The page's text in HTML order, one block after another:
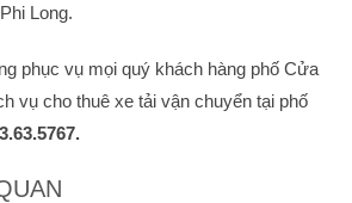
Long.
phục vụ mọi quý khách hàng phố Cửa
vụ cho thuê xe tải vận chuyển tại phố